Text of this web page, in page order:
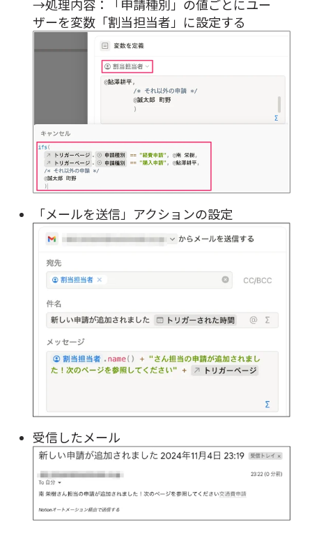
→処理内容：「申請種別」の値ごとにユー
ザーを変数「割当担当者」に設定する
「メールを送信」アクションの設定
受信したメール